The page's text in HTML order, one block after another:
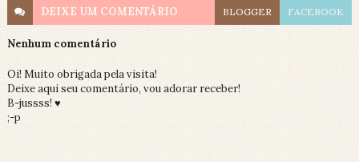
DEIXE UM COMENTÁRIO BLOGGER FACEBOOK
Nenhum comentário
Oi! Muito obrigada pela visita!
Deixe aqui seu comentário, vou adorar receber!
B-jussss! ♥
;-p